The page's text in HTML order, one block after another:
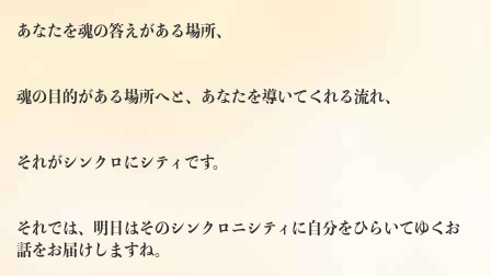
あなたを魂の答えがある場所、
魂の目的がある場所へと、あなたを導いてくれる流れ、
それがシンクロにシティです。
それでは、明日はそのシンクロニシティに自分をひらいてゆくお
話をお届けしますね。